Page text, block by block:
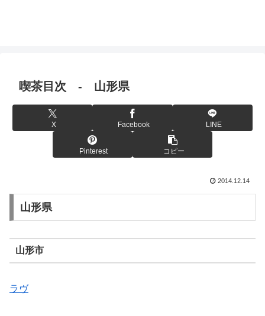
喫茶目次 - 山形県
X Facebook LINE
Pinterest コピー
2014.12.14
山形県
山形市
ラヴ